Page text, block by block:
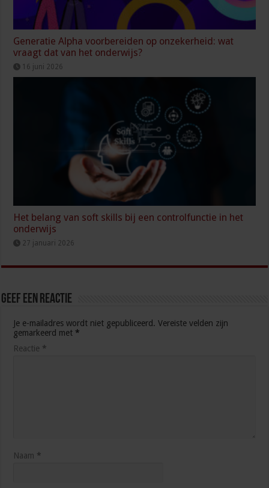
Generatie Alpha voorbereiden op onzekerheid: wat
vraagt dat van het onderwijs?
16 juni 2026
Het belang van soft skills bij een controlfunctie in het
onderwijs
27 januari 2026
Geef een reactie
Je e-mailadres wordt niet gepubliceerd. Vereiste velden zijn
gemarkeerd met *
Reactie *
Naam *